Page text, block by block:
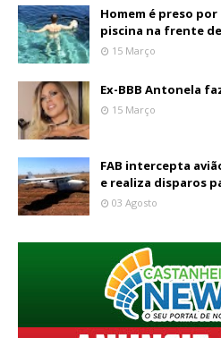
Homem é preso
piscina na frente
15 Março
Ex-BBB Antonela
15 Março
FAB intercepta
e realiza disparos
03 Agosto